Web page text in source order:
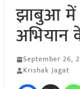
झाबुआ में
September 26,
Krishak Jagat